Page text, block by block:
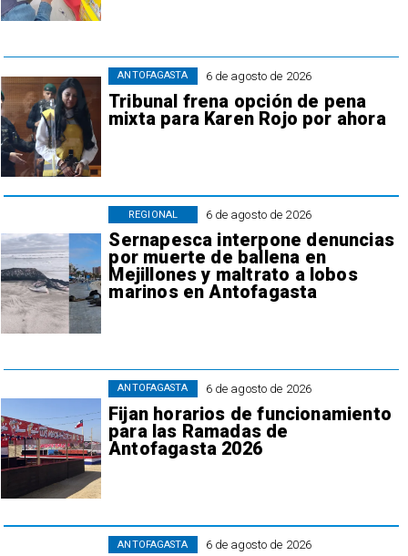
6 de agosto de 2026
Tribunal frena opción de pena
mixta para Karen Rojo por ahora
ANTOFAGASTA
6 de agosto de 2026
Sernapesca interpone denuncias
por muerte de ballena en
Mejillones y maltrato a lobos
marinos en Antofagasta
REGIONAL
6 de agosto de 2026
Fijan horarios de funcionamiento
para las Ramadas de
Antofagasta 2026
ANTOFAGASTA
6 de agosto de 2026
ANTOFAGASTA